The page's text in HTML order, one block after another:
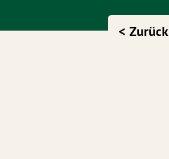
< Zurück